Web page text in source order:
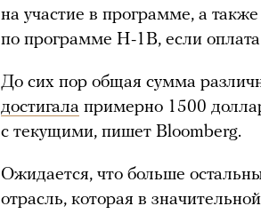
на участие в программе, а
по программе H-1B, если
До сих пор общая сумма
достигала примерно 1500
с текущими, пишет Bloomberg.
Ожидается, что больше
отрасль, которая в